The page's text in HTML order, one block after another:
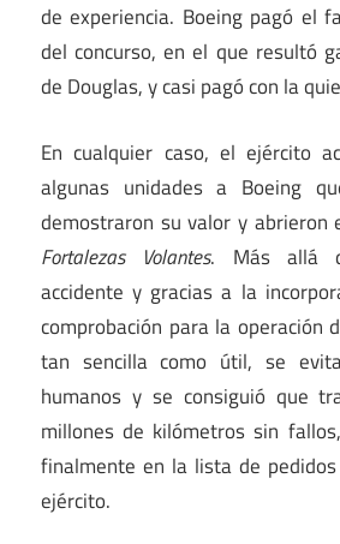
de experiencia. Boeing pagó el
del concurso, en el que resultó
de Douglas, y casi pagó con la
En cualquier caso, el ejército
algunas unidades a Boeing
demostraron su valor y abrieron
Fortalezas Volantes. Más allá
accidente y gracias a la
comprobación para la operación
tan sencilla como útil, se
humanos y se consiguió que
millones de kilómetros sin
finalmente en la lista de
ejército.